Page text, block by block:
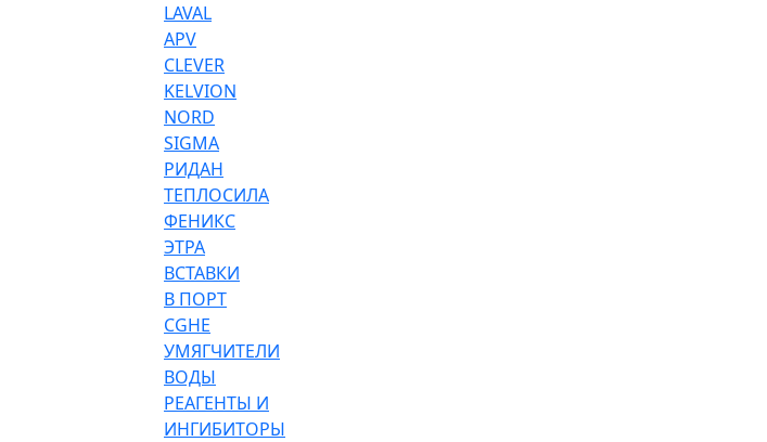
LAVAL
APV
CLEVER
KELVION
NORD
SIGMA
РИДАН
ТЕПЛОСИЛА
ФЕНИКС
ЭТРА
ВСТАВКИ
В ПОРТ
CGHE
УМЯГЧИТЕЛИ
ВОДЫ
РЕАГЕНТЫ И
ИНГИБИТОРЫ